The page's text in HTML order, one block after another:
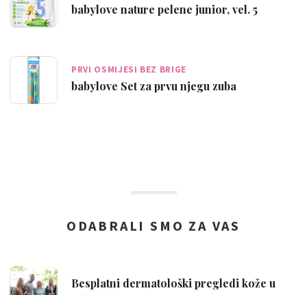
babylove nature pelene junior, vel. 5
PRVI OSMIJESI BEZ BRIGE
babylove Set za prvu njegu zuba